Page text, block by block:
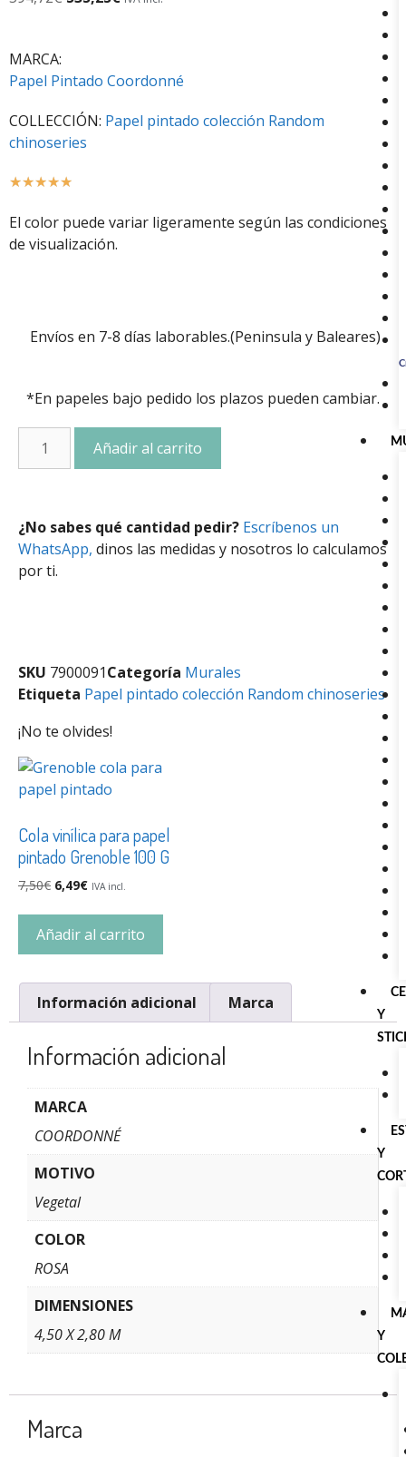
Y
Y
Y
MARCA:
Papel Pintado Coordonné
COLLECCIÓN: Papel pintado colección Random
chinoseries
☆☆☆☆☆
El color puede variar ligeramente según las condiciones
de visualización.
Envíos en 7-8 días laborables.(Peninsula y Baleares)
*En papeles bajo pedido los plazos pueden cambiar.
Añadir al carrito
¿No sabes qué cantidad pedir? Escríbenos un
WhatsApp, dinos las medidas y nosotros lo calculamos
por ti.
SKU 7900091Categoría Murales
Etiqueta Papel pintado colección Random chinoseries
¡No te olvides!
Cola vinílica para papel
pintado Grenoble 100 G
7,50€ 6,49€ IVA incl.
Añadir al carrito
Información adicional Marca
Información adicional
MARCA
COORDONNÉ
MOTIVO
Vegetal
COLOR
ROSA
DIMENSIONES
4,50 X 2,80 M
Marca